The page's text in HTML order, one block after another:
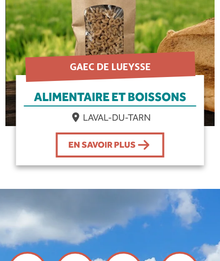
GAEC DE LUEYSSE
ALIMENTAIRE ET BOISSONS
LAVAL-DU-TARN
EN SAVOIR PLUS